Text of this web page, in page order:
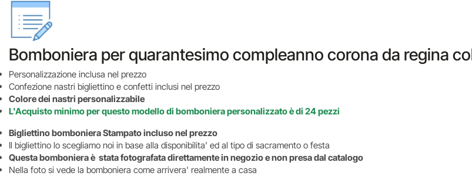
Bomboniera per quarantesimo compleanno corona da regina
Personalizzazione inclusa nel prezzo
Confezione nastri bigliettino e confetti inclusi nel prezzo
Colore dei nastri personalizzabile
L'Acquisto minimo per questo modello di bomboniera personalizzato è di 24 pezzi
Bigliettino bomboniera Stampato incluso nel prezzo
Il bigliettino lo scegliamo noi in base alla disponibilita' ed al tipo di sacramento o festa
Questa bomboniera è stata fotografata direttamente in negozio e non presa dal catalogo
Nella foto si vede la bomboniera come arrivera' realmente a casa